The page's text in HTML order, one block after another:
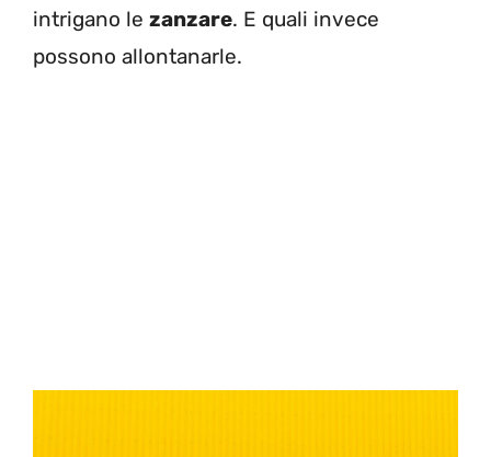
intrigano le zanzare. E quali invece
possono allontanarle.